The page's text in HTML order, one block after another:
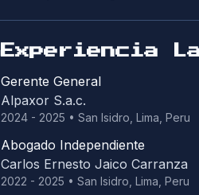
Experiencia
Gerente General
Alpaxor S.a.c.
2024 - 2025 •San Isidro, Lima, Peru
Abogado Independiente
Carlos Ernesto Jaico Carranza
2022 - 2025 •San Isidro, Lima, Peru